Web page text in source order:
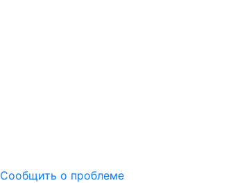
Сообщить о проблеме